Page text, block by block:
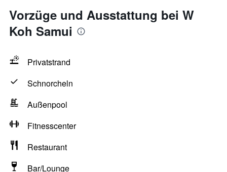
Vorzüge und Ausstattung bei W
Koh Samui
Privatstrand
Schnorcheln
Außenpool
Fitnesscenter
Restaurant
Bar/Lounge